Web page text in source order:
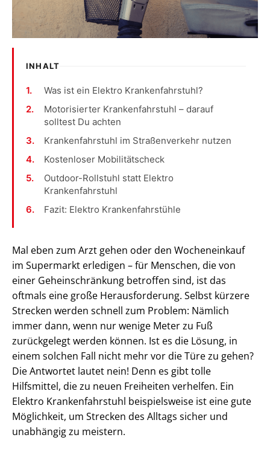
INHALT
Was ist ein Elektro Krankenfahrstuhl?
Motorisierter Krankenfahrstuhl – darauf
solltest Du achten
Krankenfahrstuhl im Straßenverkehr nutzen
Kostenloser Mobilitätscheck
Outdoor-Rollstuhl statt Elektro
Krankenfahrstuhl
Fazit: Elektro Krankenfahrstühle
Mal eben zum Arzt gehen oder den Wocheneinkauf
im Supermarkt erledigen – für Menschen, die von
einer Geheinschränkung betroffen sind, ist das
oftmals eine große Herausforderung. Selbst kürzere
Strecken werden schnell zum Problem: Nämlich
immer dann, wenn nur wenige Meter zu Fuß
zurückgelegt werden können. Ist es die Lösung, in
einem solchen Fall nicht mehr vor die Türe zu gehen?
Die Antwortet lautet nein! Denn es gibt tolle
Hilfsmittel, die zu neuen Freiheiten verhelfen. Ein
Elektro Krankenfahrstuhl beispielsweise ist eine gute
Möglichkeit, um Strecken des Alltags sicher und
unabhängig zu meistern.